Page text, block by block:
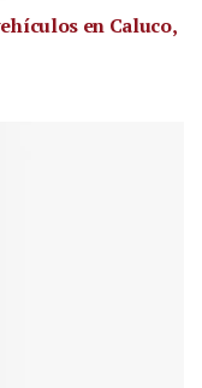
en Caluco,